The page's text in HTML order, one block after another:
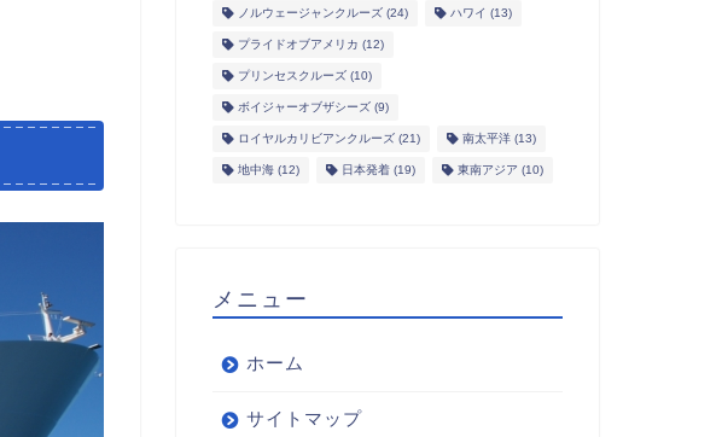
ノルウェージャンクルーズ(24) ハワイ (13)
プライドオブアメリカ (12)
プリンセスクルーズ(10)
ボイジャーオブザシーズ(9)
ロイヤルカリビアンクルーズ(21) 南太平洋(13)
地中海(12) 日本発着(19) 東南アジア (10)
メニュー
ホーム
サイトマップ